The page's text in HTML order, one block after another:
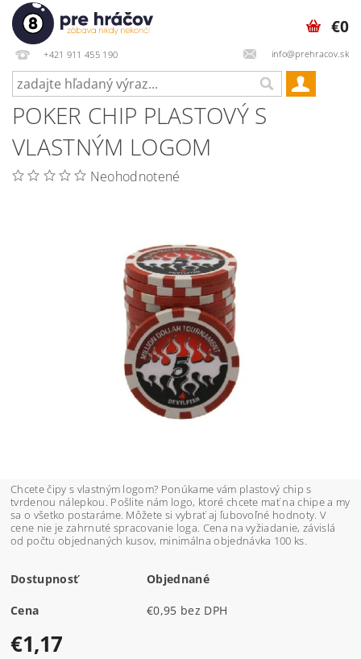
+421 911 455 190 info@prehracov.sk
€0
POKER CHIP PLASTOVÝ S
VLASTNÝM LOGOM
Neohodnotené
Chcete čipy s vlastným logom? Ponúkame vám plastový chip s
tvrdenou nálepkou. Pošlite nám logo, ktoré chcete mať na chipe a my
sa o všetko postaráme. Môžete si vybrať aj ľubovoľné hodnoty. V
cene nie je zahrnuté spracovanie loga. Cena na vyžiadanie, závislá
od počtu objednaných kusov, minimálna objednávka 100 ks.
Dostupnosť Objednané
Cena €0,95 bez DPH
€1,17